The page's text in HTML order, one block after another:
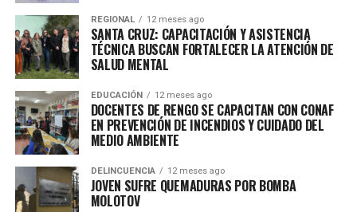
REGIONAL 12 meses ago
SANTA CRUZ: CAPACITACIÓN Y ASISTENCIA
TÉCNICA BUSCAN FORTALECER LA ATENCIÓN DE
SALUD MENTAL
EDUCACIÓN 12 meses ago
DOCENTES DE RENGO SE CAPACITAN CON CONAF
EN PREVENCIÓN DE INCENDIOS Y CUIDADO DEL
MEDIO AMBIENTE
DELINCUENCIA 12 meses ago
JOVEN SUFRE QUEMADURAS POR BOMBA
MOLOTOV